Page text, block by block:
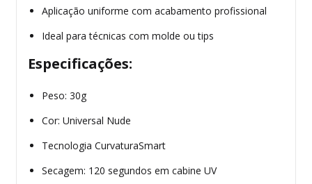
Aplicação uniforme com acabamento profissional
Ideal para técnicas com molde ou tips
Especificações:
Peso: 30g
Cor: Universal Nude
Tecnologia CurvaturaSmart
Secagem: 120 segundos em cabine UV